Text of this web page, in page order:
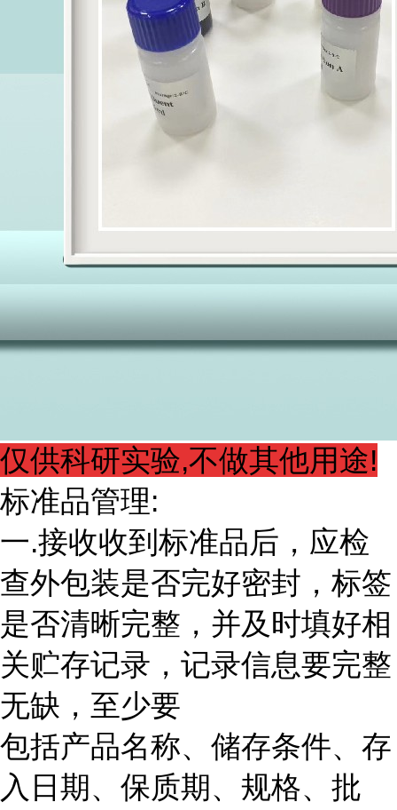
仅供科研实验,不做其他用途!
标准品管理:
一.接收收到标准品后，应检
查外包装是否完好密封，标签
是否清晰完整，并及时填好相
关贮存记录，记录信息要完整
无缺，至少要
包括产品名称、储存条件、存
入日期、保质期、规格、批